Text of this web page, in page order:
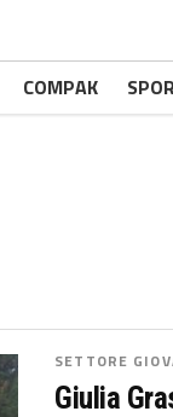
COMPAK
SETTORE
Giulia